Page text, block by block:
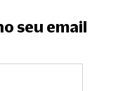
seu email